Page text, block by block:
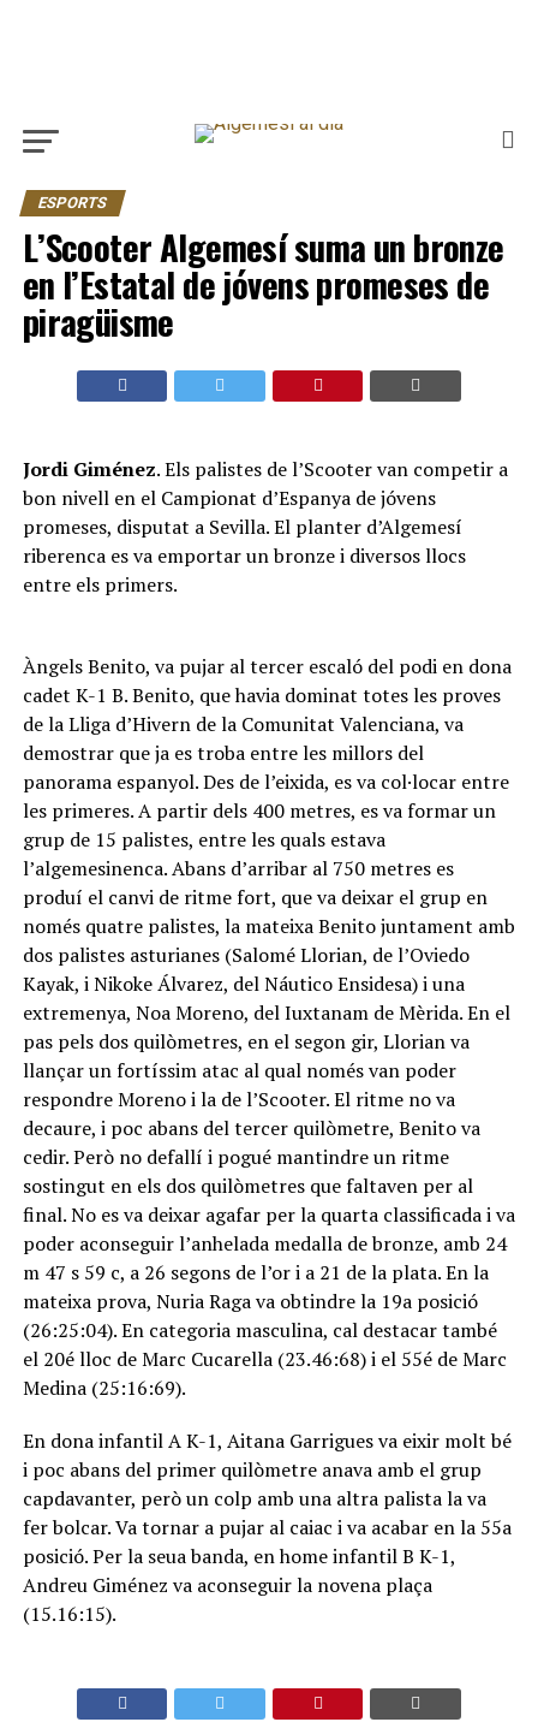
ESPORTS
L’Scooter Algemesí suma un bronze
en l’Estatal de jóvens promeses de
piragüisme
Jordi Giménez. Els palistes de l’Scooter van competir a
bon nivell en el Campionat d’Espanya de jóvens
promeses, disputat a Sevilla. El planter d’Algemesí
riberenca es va emportar un bronze i diversos llocs
entre els primers.
Àngels Benito, va pujar al tercer escaló del podi en dona
cadet K-1 B. Benito, que havia dominat totes les proves
de la Lliga d’Hivern de la Comunitat Valenciana, va
demostrar que ja es troba entre les millors del
panorama espanyol. Des de l’eixida, es va col·locar entre
les primeres. A partir dels 400 metres, es va formar un
grup de 15 palistes, entre les quals estava
l’algemesinenca. Abans d’arribar al 750 metres es
produí el canvi de ritme fort, que va deixar el grup en
només quatre palistes, la mateixa Benito juntament amb
dos palistes asturianes (Salomé Llorian, de l’Oviedo
Kayak, i Nikoke Álvarez, del Náutico Ensidesa) i una
extremenya, Noa Moreno, del Iuxtanam de Mèrida. En el
pas pels dos quilòmetres, en el segon gir, Llorian va
llançar un fortíssim atac al qual només van poder
respondre Moreno i la de l’Scooter. El ritme no va
decaure, i poc abans del tercer quilòmetre, Benito va
cedir. Però no defallí i pogué mantindre un ritme
sostingut en els dos quilòmetres que faltaven per al
final. No es va deixar agafar per la quarta classificada i va
poder aconseguir l’anhelada medalla de bronze, amb 24
m 47 s 59 c, a 26 segons de l’or i a 21 de la plata. En la
mateixa prova, Nuria Raga va obtindre la 19a posició
(26:25:04). En categoria masculina, cal destacar també
el 20é lloc de Marc Cucarella (23.46:68) i el 55é de Marc
Medina (25:16:69).
En dona infantil A K-1, Aitana Garrigues va eixir molt bé
i poc abans del primer quilòmetre anava amb el grup
capdavanter, però un colp amb una altra palista la va
fer bolcar. Va tornar a pujar al caiac i va acabar en la 55a
posició. Per la seua banda, en home infantil B K-1,
Andreu Giménez va aconseguir la novena plaça
(15.16:15).